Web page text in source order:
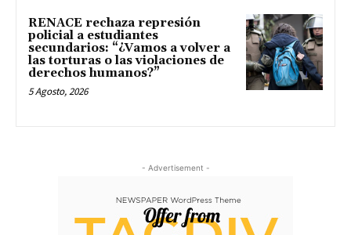
RENACE rechaza represión
policial a estudiantes
secundarios: “¿Vamos a volver a
las torturas o las violaciones de
derechos humanos?”
5 Agosto, 2026
- Advertisement -